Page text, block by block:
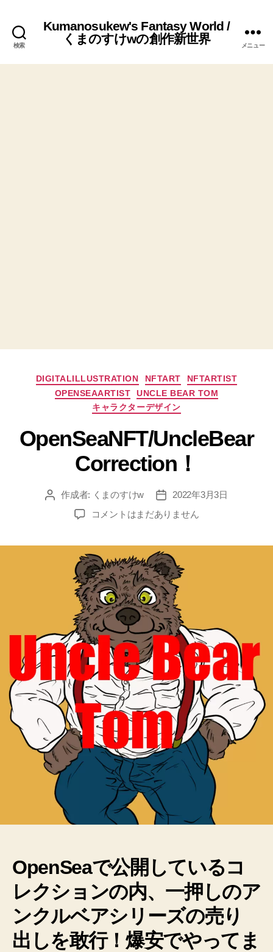
検索
Kumanosukew's Fantasy World /
くまのすけwの創作新世界
メニュー
カ
テ
ゴ
リ
ー
DIGITALILLUSTRATION NFTART
NFTARTIST
OPENSEAARTIST
UNCLE BEAR TOM
キャラクターデザイン
OpenSeaNFT/UncleBear
Correction！
投 作成者: くまのすけw
投
稿
日
2022年3月3日
OpenSeaNFT/UncleBearCorrection！
コメントはまだありません
OpenSeaで公開しているコ
レクションの内、一押しのア
ンクルベアシリーズの売り
出しを敢行！爆安でやってま